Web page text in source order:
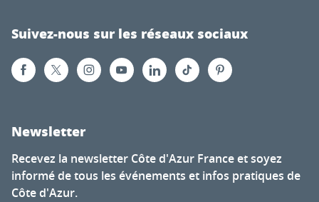
Suivez-nous sur les réseaux sociaux
Newsletter
Recevez la newsletter Côte d'Azur France et soyez
informé de tous les événements et infos pratiques de
Côte d'Azur.